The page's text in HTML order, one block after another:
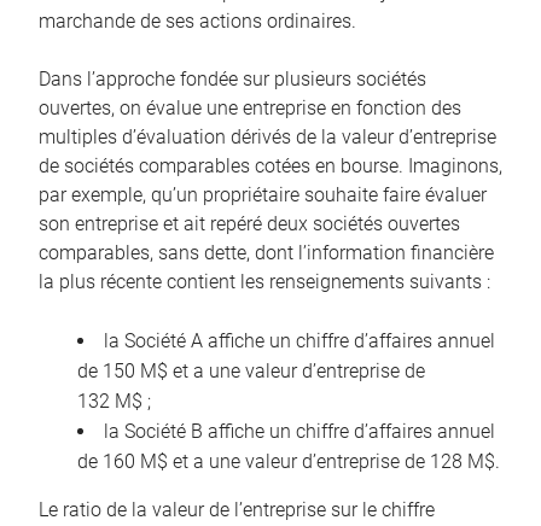
marchande de ses actions ordinaires.
Dans l’approche fondée sur plusieurs sociétés
ouvertes, on évalue une entreprise en fonction des
multiples d’évaluation dérivés de la valeur d’entreprise
de sociétés comparables cotées en bourse. Imaginons,
par exemple, qu’un propriétaire souhaite faire évaluer
son entreprise et ait repéré deux sociétés ouvertes
comparables, sans dette, dont l’information financière
la plus récente contient les renseignements suivants :
la Société A affiche un chiffre d’affaires annuel
de 150 M$ et a une valeur d’entreprise de
132 M$ ;
la Société B affiche un chiffre d’affaires annuel
de 160 M$ et a une valeur d’entreprise de 128 M$.
Le ratio de la valeur de l’entreprise sur le chiffre